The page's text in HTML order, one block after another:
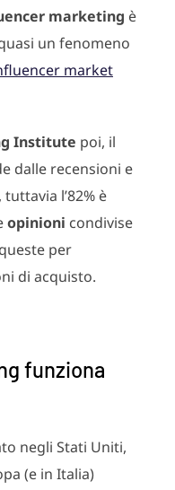
marketing è
un fenomeno
market
Institute poi, il
dalle recensioni e
tuttavia l’82% è
opinioni condivise
per
di acquisto.
funziona
negli Stati Uniti,
(e in Italia)